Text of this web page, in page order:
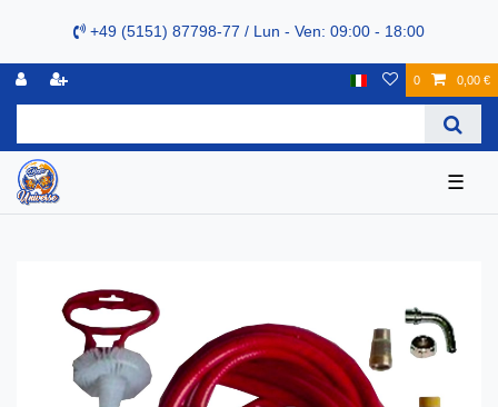
+49 (5151) 87798-77 / Lun - Ven: 09:00 - 18:00
0 0,00 €
☰